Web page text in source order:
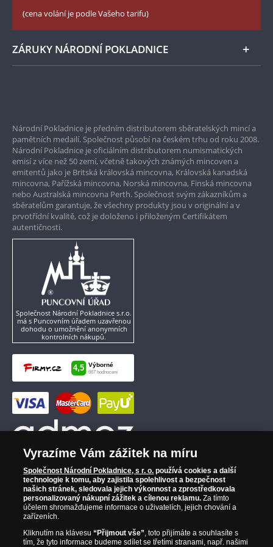
LinkedIn Národní Pokladnice
Instagram Národní Pokladnice
(cena volání je podle Vašeho tarifu)
ZÁRUKY NÁRODNÍ POKLADNICE
Garance nejvyšší kvality
Pouze originální produkty
Národní Pokladnice je předním distributorem sběratelských mincí a
pamětních medailí. Společnost působí na českém trhu od roku 2008.
Národní Pokladnice je oficiálním distributorem numismatických
emisí z více než 50 zemí, včetně takových známých mincoven a
emitentů jako je Britská královská mincovna, Královská kanadská
mincovna, Pařížská mincovna, Norská mincovna, Finská mincovna
nebo Australská mincovna Perth. Společnost svým zákazníkům a
sběratelům garantuje, že všechny produkty jsou v originální a v
prvotřídní kvalitě, což je doloženo i přiloženým Certifikátem
autentičnosti.
Společnost Národní Pokladnice s.r.o.
má s Puncovním úřadem uzavřenou
dohodu o umožnění anonymních
kontrolních nákupů.
Vyrazíme Vám zážitek na míru
Společnost Národní Pokladnice, s r. o. používá cookies a další
technologie k tomu, aby zajistila spolehlivost a bezpečnost
našich stránek, sledovala jejich výkonnost a zprostředkovala
personalizovaný nákupní zážitek a cílenou reklamu. Za tímto
účelem shromažďujeme informace o uživatelích, jejich chování a
zařízeních.
Kliknutím na klávesu“Přijmout vše”, toto přijímáte a souhlasíte s
tím, že tyto informace budeme sdílet se třetími stranami, např. našimi